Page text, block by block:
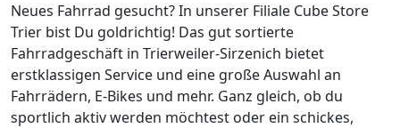
Neues Fahrrad gesucht? In unserer Filiale Cube Store
Trier bist Du goldrichtig! Das gut sortierte
Fahrradgeschäft in Trierweiler-Sirzenich bietet
erstklassigen Service und eine große Auswahl an
Fahrrädern, E-Bikes und mehr. Ganz gleich, ob du
sportlich aktiv werden möchtest oder ein schickes,